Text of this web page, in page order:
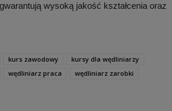
wysoką jakość kształcenia oraz
kurs zawodowy
kursy dla wędliniarzy
wędliniarz praca
wędliniarz zarobki